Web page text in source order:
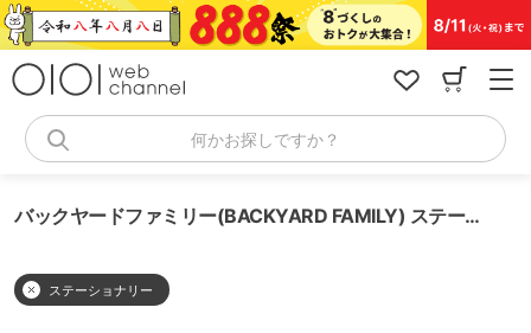
コ
ン
何かお探しですか？
バックヤードファミリー(BACKYARD FAMILY) ステーショナリー
ステーショナリー